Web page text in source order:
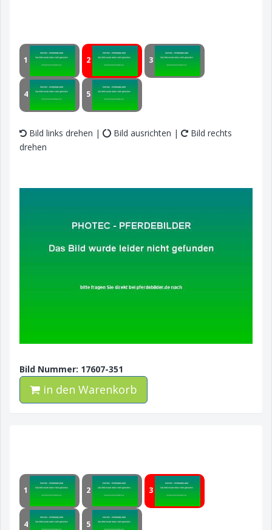
1 2 3
4 5
Bild links drehen | Bild ausrichten |
Bild rechts
drehen
Bild Nummer: 17607-351
in den Warenkorb
1 2 3
4 5